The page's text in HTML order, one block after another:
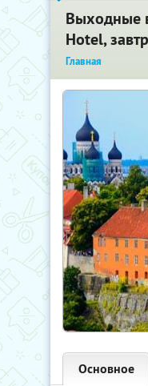
Выходные
Hotel,
Главная
Основное